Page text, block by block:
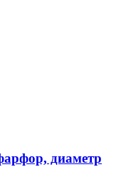
диаметр